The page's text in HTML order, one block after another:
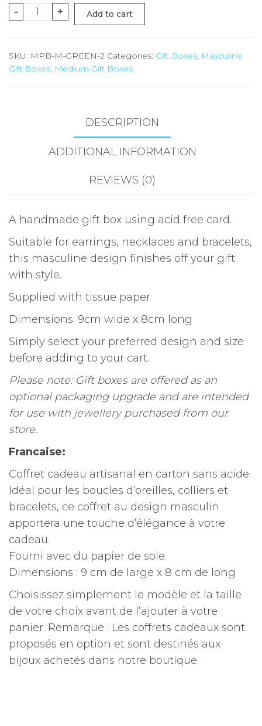
- + Add to cart
SKU: MPB-M-GREEN-2 Categories: Gift Boxes, Masculine
Gift Boxes, Medium Gift Boxes
DESCRIPTION
ADDITIONAL INFORMATION
REVIEWS (0)
A handmade gift box using acid free card.
Suitable for earrings, necklaces and bracelets,
this masculine design finishes off your gift
with style.
Supplied with tissue paper
Dimensions: 9cm wide x 8cm long
Simply select your preferred design and size
before adding to your cart.
Please note: Gift boxes are offered as an
optional packaging upgrade and are intended
for use with jewellery purchased from our
store.
Francaise:
Coffret cadeau artisanal en carton sans acide.
Idéal pour les boucles d’oreilles, colliers et
bracelets, ce coffret au design masculin
apportera une touche d’élégance à votre
cadeau.
Fourni avec du papier de soie.
Dimensions : 9 cm de large x 8 cm de long
Choisissez simplement le modèle et la taille
de votre choix avant de l’ajouter à votre
panier. Remarque : Les coffrets cadeaux sont
proposés en option et sont destinés aux
bijoux achetés dans notre boutique.